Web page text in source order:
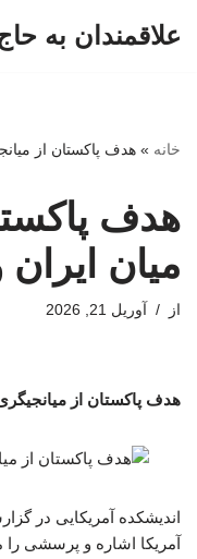
علاقمندان به
خانه » هدف پاکستان از
هدف
میان
از آوریل 21, 2026
هدف پاکستان از
اندیشکده آمریکایی در
آمریکا اشاره و پرسشی